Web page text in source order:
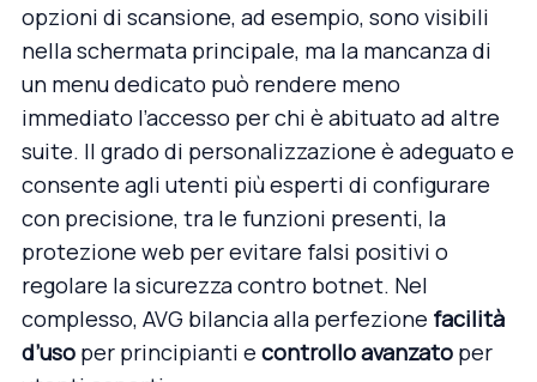
opzioni di scansione, ad esempio, sono visibili
nella schermata principale, ma la mancanza di
un menu dedicato può rendere meno
immediato l’accesso per chi è abituato ad altre
suite. Il grado di personalizzazione è adeguato e
consente agli utenti più esperti di configurare
con precisione, tra le funzioni presenti, la
protezione web per evitare falsi positivi o
regolare la sicurezza contro botnet. Nel
complesso, AVG bilancia alla perfezione facilità
d’uso per principianti e controllo avanzato per